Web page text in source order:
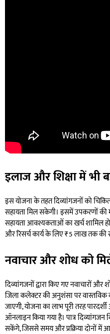
इलाज और शिक्षा में भी
इस योजना के तहत दिव्यांगजनों को
सहायता मिल सकेगी। इसमें उपकरणों की
सहायता आवश्यकताओं का खर्च शामिल
और रिसर्च कार्य के लिए ₹5 लाख तक की
नवाचार और शोध को
दिव्यांगजनों द्वारा किए गए नवाचारों और
जिला कलेक्टर की अनुशंसा पर वास्तविक
जाएगी, योजना का लाभ पूरी तरह
ऑनलाइन किया गया है। पात्र
सकेंगे, जिससे समय और प्रक्रिया दोनों में